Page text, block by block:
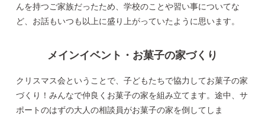
んを持つご家族だったため、学校のことや習い事についてな
ど、お話もいつも以上に盛り上がっていたように思います。
メインイベント・お菓子の家づくり
クリスマス会ということで、子どもたちで協力してお菓子の家
づくり！みんなで仲良くお菓子の家を組み立てます。途中、サ
ポートのはずの大人の相談員がお菓子の家を倒してしま